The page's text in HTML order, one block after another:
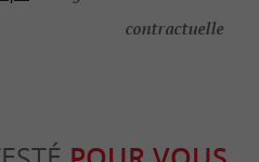
contractuelle